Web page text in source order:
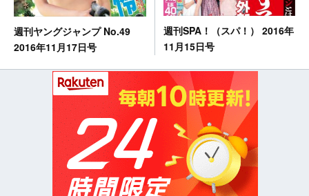
週刊ヤングジャンプ No.49
2016年11月17日号
週刊SPA！（スパ！） 2016年
11月15日号